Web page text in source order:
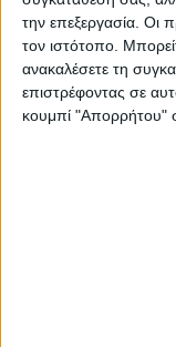
την επεξεργασία. Οι
τον ιστότοπο.
ανακαλέσετε τη
επιστρέφοντας σε
κουμπί "Απορρήτου"
Το παιδί
Πηγή: news247